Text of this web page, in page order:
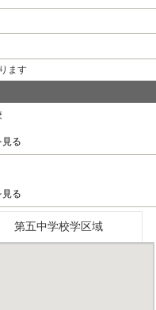
ます
見る
見る
第五中学校学区域